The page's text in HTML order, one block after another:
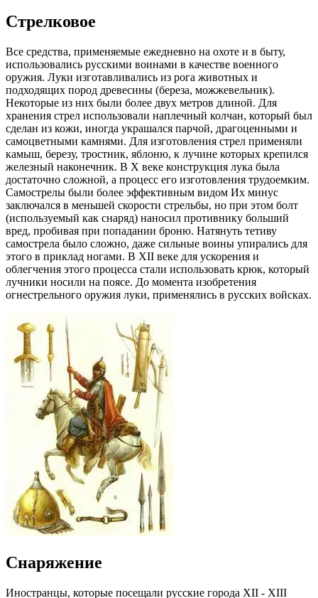
Стрелковое
Все средства, применяемые ежедневно на охоте и в быту,
использовались русскими воинами в качестве военного
оружия. Луки изготавливались из рога животных и
подходящих пород древесины (береза, можжевельник).
Некоторые из них были более двух метров длиной. Для
хранения стрел использовали наплечный колчан, который был
сделан из кожи, иногда украшался парчой, драгоценными и
самоцветными камнями. Для изготовления стрел применяли
камыш, березу, тростник, яблоню, к лучине которых крепился
железный наконечник. В X веке конструкция лука была
достаточно сложной, а процесс его изготовления трудоемким.
Самострелы были более эффективным видом Их минус
заключался в меньшей скорости стрельбы, но при этом болт
(используемый как снаряд) наносил противнику больший
вред, пробивая при попадании броню. Натянуть тетиву
самострела было сложно, даже сильные воины упирались для
этого в приклад ногами. В XII веке для ускорения и
облегчения этого процесса стали использовать крюк, который
лучники носили на поясе. До момента изобретения
огнестрельного оружия луки, применялись в русских войсках.
Снаряжение
Иностранцы, которые посещали русские города XII - XIII